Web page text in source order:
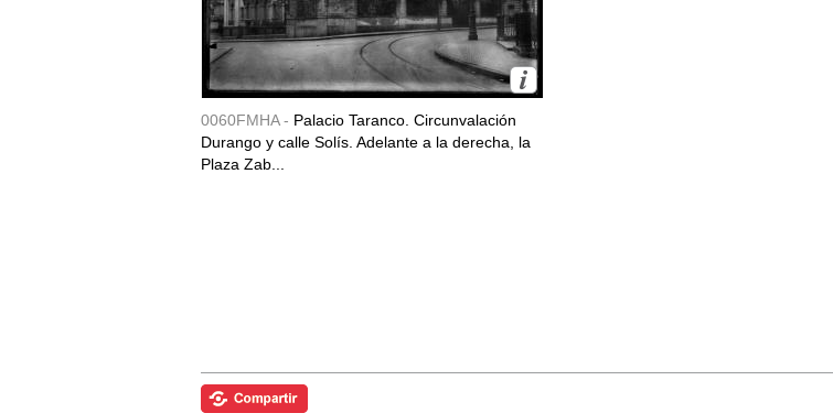
0060FMHA - Palacio Taranco. Circunvalación
Durango y calle Solís. Adelante a la derecha, la
Plaza Zab...